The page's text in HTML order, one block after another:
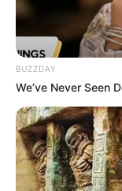
BUZZDAY
We’ve Never Seen